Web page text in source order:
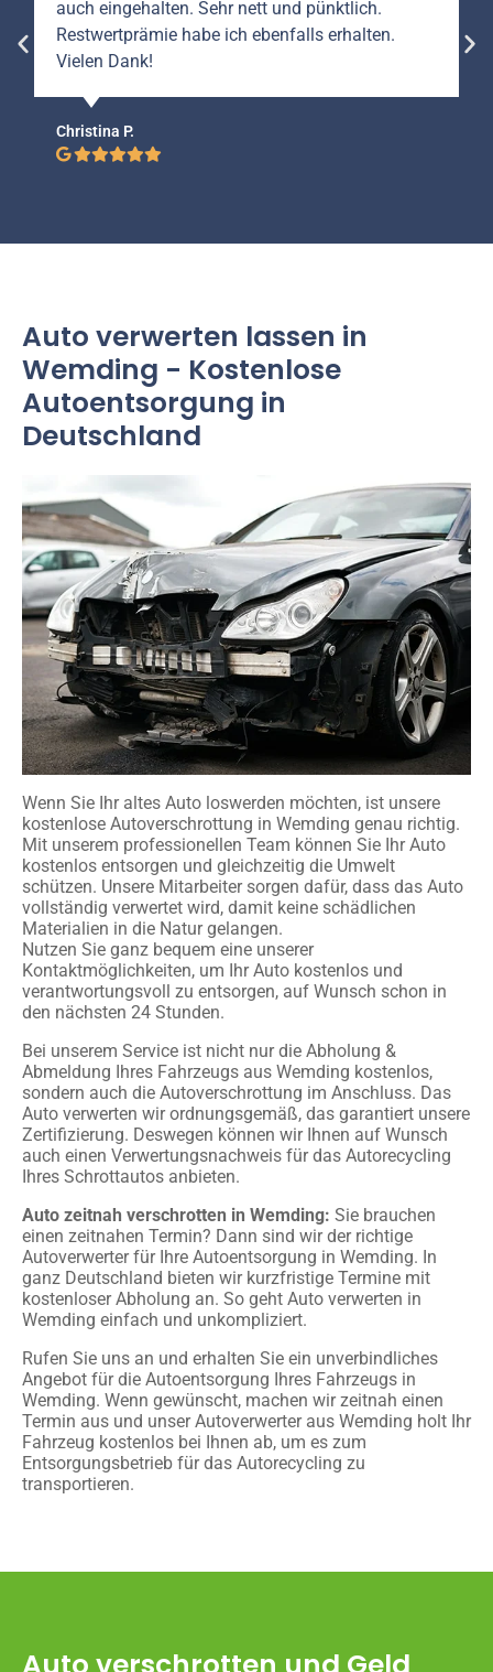
auch eingehalten. Sehr nett und pünktlich.
Restwertprämie habe ich ebenfalls erhalten.
Vielen Dank!
Christina P.
Auto verwerten lassen in
Wemding - Kostenlose
Autoentsorgung in
Deutschland
Wenn Sie Ihr altes Auto loswerden möchten, ist unsere
kostenlose Autoverschrottung in Wemding genau richtig.
Mit unserem professionellen Team können Sie Ihr Auto
kostenlos entsorgen und gleichzeitig die Umwelt
schützen. Unsere Mitarbeiter sorgen dafür, dass das Auto
vollständig verwertet wird, damit keine schädlichen
Materialien in die Natur gelangen.
Nutzen Sie ganz bequem eine unserer
Kontaktmöglichkeiten, um Ihr Auto kostenlos und
verantwortungsvoll zu entsorgen, auf Wunsch schon in
den nächsten 24 Stunden.
Bei unserem Service ist nicht nur die Abholung &
Abmeldung Ihres Fahrzeugs aus Wemding kostenlos,
sondern auch die Autoverschrottung im Anschluss. Das
Auto verwerten wir ordnungsgemäß, das garantiert unsere
Zertifizierung. Deswegen können wir Ihnen auf Wunsch
auch einen Verwertungsnachweis für das Autorecycling
Ihres Schrottautos anbieten.
Auto zeitnah verschrotten in Wemding: Sie brauchen
einen zeitnahen Termin? Dann sind wir der richtige
Autoverwerter für Ihre Autoentsorgung in Wemding. In
ganz Deutschland bieten wir kurzfristige Termine mit
kostenloser Abholung an. So geht Auto verwerten in
Wemding einfach und unkompliziert.
Rufen Sie uns an und erhalten Sie ein unverbindliches
Angebot für die Autoentsorgung Ihres Fahrzeugs in
Wemding. Wenn gewünscht, machen wir zeitnah einen
Termin aus und unser Autoverwerter aus Wemding holt Ihr
Fahrzeug kostenlos bei Ihnen ab, um es zum
Entsorgungsbetrieb für das Autorecycling zu
transportieren.